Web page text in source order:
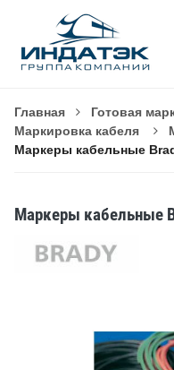
Главная
Готовая
Маркировка кабеля
Маркеры кабельные
Маркеры кабельные